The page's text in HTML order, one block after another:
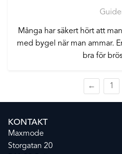
Många har säkert hört att
med bygel när man ammar.
bra för
← 1
KONTAKT
Maxmode
Storgatan 20